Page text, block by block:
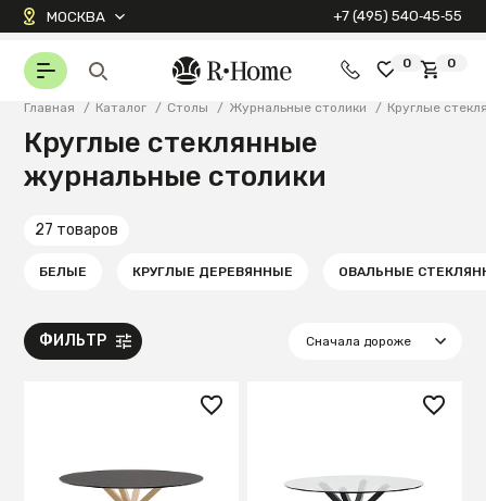
МОСКВА +7 (495) 540‑45‑55
0 0
Главная / Каталог / Столы / Журнальные столики / Круглые
Круглые стеклянные
журнальные столики
27 товаров
БЕЛЫЕ КРУГЛЫЕ ДЕРЕВЯННЫЕ ОВАЛЬНЫЕ
ФИЛЬТР